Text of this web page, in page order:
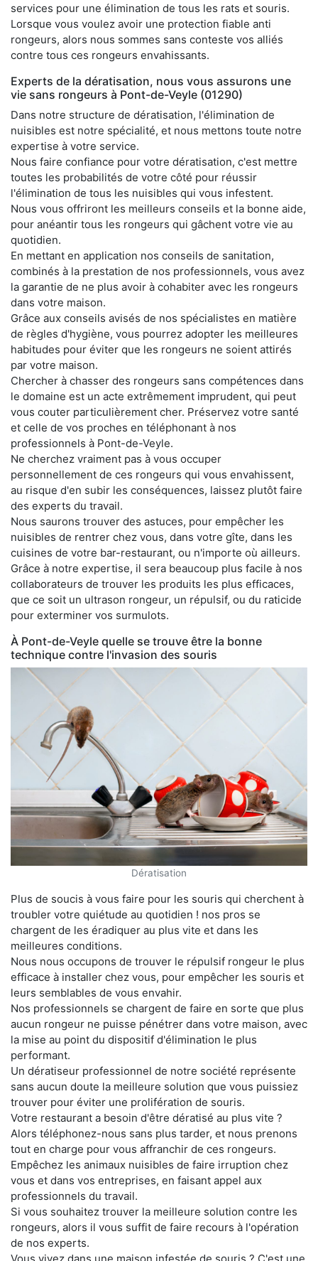
services pour une élimination de tous les rats et souris.
Lorsque vous voulez avoir une protection fiable anti
rongeurs, alors nous sommes sans conteste vos alliés
contre tous ces rongeurs envahissants.
Experts de la dératisation, nous vous assurons une
vie sans rongeurs à Pont-de-Veyle (01290)
Dans notre structure de dératisation, l'élimination de
nuisibles est notre spécialité, et nous mettons toute notre
expertise à votre service.
Nous faire confiance pour votre dératisation, c'est mettre
toutes les probabilités de votre côté pour réussir
l'élimination de tous les nuisibles qui vous infestent.
Nous vous offriront les meilleurs conseils et la bonne aide,
pour anéantir tous les rongeurs qui gâchent votre vie au
quotidien.
En mettant en application nos conseils de sanitation,
combinés à la prestation de nos professionnels, vous avez
la garantie de ne plus avoir à cohabiter avec les rongeurs
dans votre maison.
Grâce aux conseils avisés de nos spécialistes en matière
de règles d'hygiène, vous pourrez adopter les meilleures
habitudes pour éviter que les rongeurs ne soient attirés
par votre maison.
Chercher à chasser des rongeurs sans compétences dans
le domaine est un acte extrêmement imprudent, qui peut
vous couter particulièrement cher. Préservez votre santé
et celle de vos proches en téléphonant à nos
professionnels à Pont-de-Veyle.
Ne cherchez vraiment pas à vous occuper
personnellement de ces rongeurs qui vous envahissent,
au risque d'en subir les conséquences, laissez plutôt faire
des experts du travail.
Nous saurons trouver des astuces, pour empêcher les
nuisibles de rentrer chez vous, dans votre gîte, dans les
cuisines de votre bar-restaurant, ou n'importe où ailleurs.
Grâce à notre expertise, il sera beaucoup plus facile à nos
collaborateurs de trouver les produits les plus efficaces,
que ce soit un ultrason rongeur, un répulsif, ou du raticide
pour exterminer vos surmulots.
À Pont-de-Veyle quelle se trouve être la bonne
technique contre l'invasion des souris
Dératisation
Plus de soucis à vous faire pour les souris qui cherchent à
troubler votre quiétude au quotidien ! nos pros se
chargent de les éradiquer au plus vite et dans les
meilleures conditions.
Nous nous occupons de trouver le répulsif rongeur le plus
efficace à installer chez vous, pour empêcher les souris et
leurs semblables de vous envahir.
Nos professionnels se chargent de faire en sorte que plus
aucun rongeur ne puisse pénétrer dans votre maison, avec
la mise au point du dispositif d'élimination le plus
performant.
Un dératiseur professionnel de notre société représente
sans aucun doute la meilleure solution que vous puissiez
trouver pour éviter une prolifération de souris.
Votre restaurant a besoin d'être dératisé au plus vite ?
Alors téléphonez-nous sans plus tarder, et nous prenons
tout en charge pour vous affranchir de ces rongeurs.
Empêchez les animaux nuisibles de faire irruption chez
vous et dans vos entreprises, en faisant appel aux
professionnels du travail.
Si vous souhaitez trouver la meilleure solution contre les
rongeurs, alors il vous suffit de faire recours à l'opération
de nos experts.
Vous vivez dans une maison infestée de souris ? C'est une